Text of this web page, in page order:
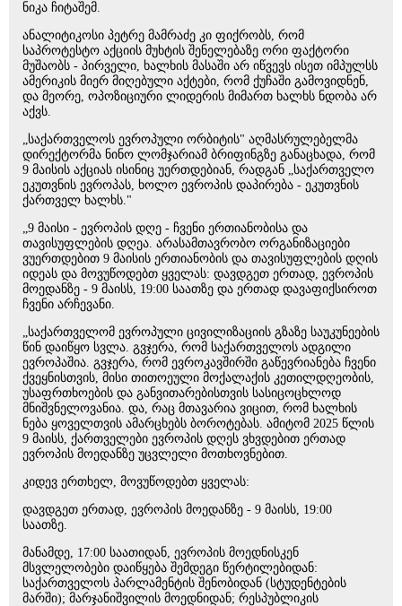
ნიკა ჩიტაშემ.
ანალიტიკოსი პეტრე მამრაძე კი ფიქრობს, რომ
საპროტესტო აქციის მუხტის შენელებაზე ორი ფაქტორი
მუშაობს - პირველი, ხალხის მასაში არ იწვევს ისეთ იმპულსს
ამერიკის მიერ მიღებული აქტები, რომ ქუჩაში გამოვიდნენ,
და მეორე, ოპოზიციური ლიდერის მიმართ ხალხს ნდობა არ
აქვს.
„საქართველოს ევროპული ორბიტის" აღმასრულებელმა
დირექტორმა ნინო ლომჯარიამ ბრიფინგზე განაცხადა, რომ
9 მაისის აქციას ისინიც უერთდებიან, რადგან „საქართველო
ეკუთვნის ევროპას, ხოლო ევროპის დაპირება - ეკუთვნის
ქართველ ხალხს."
„9 მაისი - ევროპის დღე - ჩვენი ერთიანობისა და
თავისუფლების დღეა. არასამთავრობო ორგანიზაციები
ვუერთდებით 9 მაისის ერთიანობის და თავისუფლების დღის
იდეას და მოვუწოდებთ ყველას: დავდგეთ ერთად, ევროპის
მოედანზე - 9 მაისს, 19:00 საათზე და ერთად დავაფიქსიროთ
ჩვენი არჩევანი.
„საქართველომ ევროპული ცივილიზაციის გზაზე საუკუნეების
წინ დაიწყო სვლა. გვჯერა, რომ საქართველოს ადგილი
ევროპაშია. გვჯერა, რომ ევროკავშირში გაწევრიანება ჩვენი
ქვეყნისთვის, მისი თითოეული მოქალაქის კეთილდღეობის,
უსაფრთხოების და განვითარებისთვის სასიცოცხლოდ
მნიშვნელოვანია. და, რაც მთავარია ვიცით, რომ ხალხის
ნება ყოველთვის ამარცხებს ბოროტებას. ამიტომ 2025 წლის
9 მაისს, ქართველები ევროპის დღეს ვხვდებით ერთად
ევროპის მოედანზე უცვლელი მოთხოვნებით.
კიდევ ერთხელ, მოვუწოდებთ ყველას:
დავდგეთ ერთად, ევროპის მოედანზე - 9 მაისს, 19:00
საათზე.
მანამდე, 17:00 საათიდან, ევროპის მოედნისკენ
მსვლელობები დაიწყება შემდეგი წერტილებიდან:
საქართველოს პარლამენტის შენობიდან (სტუდენტების
მარში); მარჯანიშვილის მოედნიდან; რესპუბლიკის